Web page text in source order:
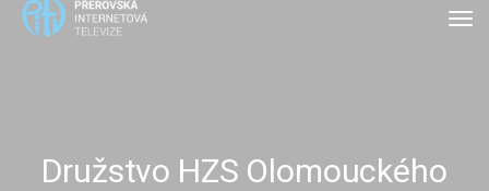
Družstvo HZS Olomouckého